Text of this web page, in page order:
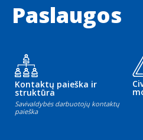
Paslaugos
Kontaktų paieška ir
struktūra
Savivaldybės darbuotojų kontaktų
paieška